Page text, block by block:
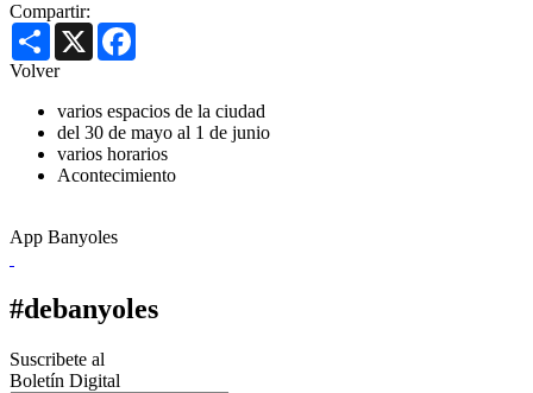
Compartir:
Share X
Volver
varios espacios de la ciudad
del 30 de mayo al 1 de junio
varios horarios
Acontecimiento
App Banyoles
#debanyoles
Suscribete al
Boletín Digital